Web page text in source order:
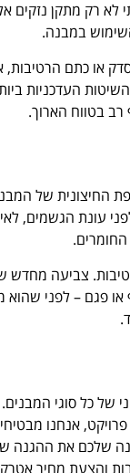
לא רק מתקן נזקים
במבנה.
או כתם
העדכניות
בטווח הארוך.
של
הגשמים,
פגם – לפני שהוא
של כל סוגי
אנחנו
הזמן להעניק למבנה
והצעת מחיר